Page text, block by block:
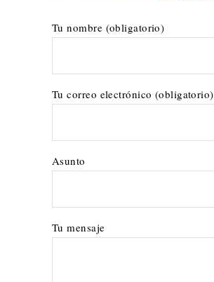
Tu nombre (obligatorio)
Tu correo electrónico (obligatorio)
Asunto
Tu mensaje